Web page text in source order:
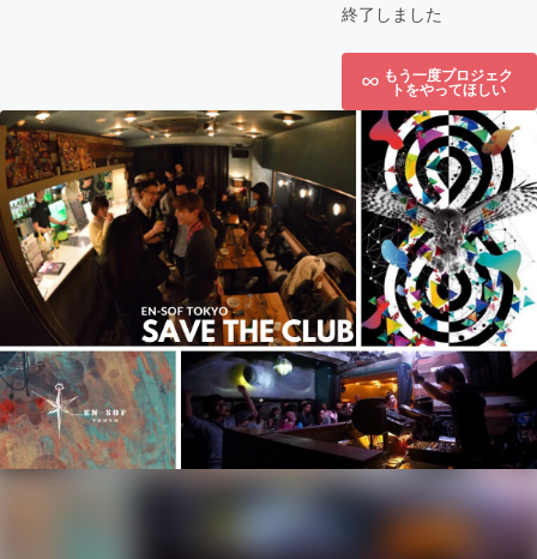
終了しました
もう一度プロジェク
トをやってほしい